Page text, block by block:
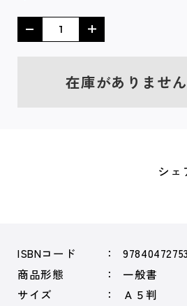
在庫がありません
シェ
ISBNコード
商品形態
一般書
サイズ
Ａ５判